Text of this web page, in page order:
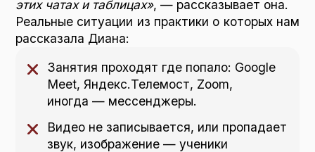
этих чатах и таблицах», — рассказывает она.
Реальные ситуации из практики о которых нам
рассказала Диана:
Занятия проходят где попало: Google
Meet, Яндекс.Телемост, Zoom,
иногда — мессенджеры.
Видео не записывается, или пропадает
звук, изображение — ученики